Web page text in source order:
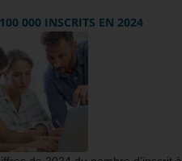
000 INSCRITS EN 2024